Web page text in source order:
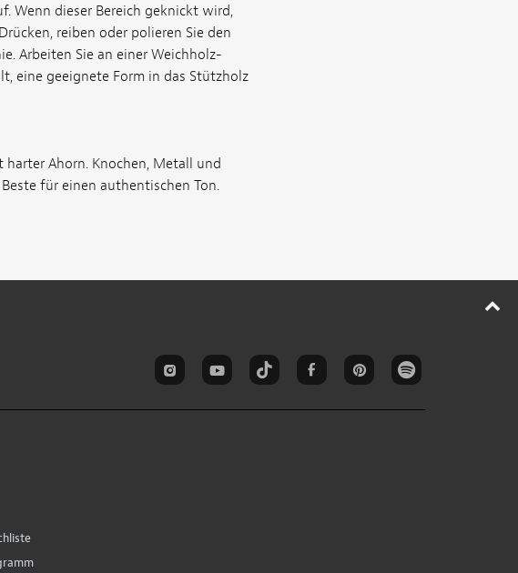
Wenn dieser Bereich geknickt wird,
reiben oder polieren Sie den
Arbeiten Sie an einer Weichholz-
eine geeignete Form in das Stützholz
Ahorn. Knochen, Metall und
für einen authentischen Ton.